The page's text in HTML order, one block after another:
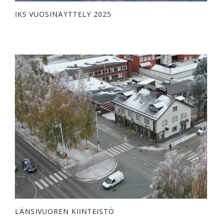
IKS VUOSINÄYTTELY 2025
LÄNSIVUOREN KIINTEISTÖ